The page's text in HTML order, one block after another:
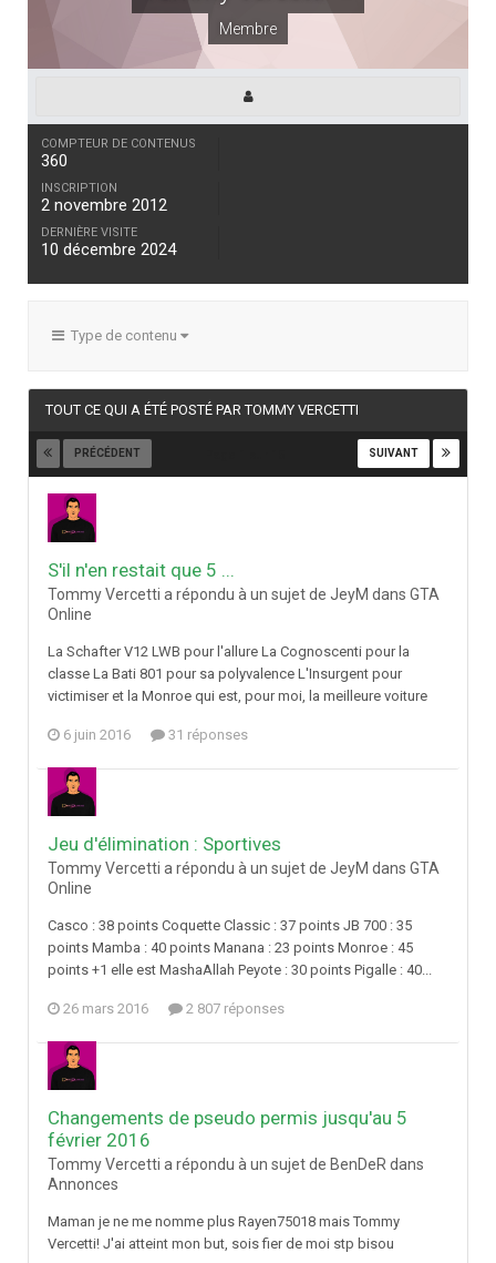
Membre
COMPTEUR DE CONTENUS
360
INSCRIPTION
2 novembre 2012
DERNIÈRE VISITE
10 décembre 2024
Type de contenu
TOUT CE QUI A ÉTÉ POSTÉ PAR TOMMY VERCETTI
PRÉCÉDENT SUIVANT
S'il n'en restait que 5 ...
Tommy Vercetti a répondu à un sujet de JeyM dans GTA
Online
La Schafter V12 LWB pour l'allure La Cognoscenti pour la
classe La Bati 801 pour sa polyvalence L'Insurgent pour
victimiser et la Monroe qui est, pour moi, la meilleure voiture
6 juin 2016 31 réponses
Jeu d'élimination : Sportives
Tommy Vercetti a répondu à un sujet de JeyM dans GTA
Online
Casco : 38 points Coquette Classic : 37 points JB 700 : 35
points Mamba : 40 points Manana : 23 points Monroe : 45
points +1 elle est MashaAllah Peyote : 30 points Pigalle : 40...
26 mars 2016 2 807 réponses
Changements de pseudo permis jusqu'au 5
février 2016
Tommy Vercetti a répondu à un sujet de BenDeR dans
Annonces
Maman je ne me nomme plus Rayen75018 mais Tommy
Vercetti! J'ai atteint mon but, sois fier de moi stp bisou